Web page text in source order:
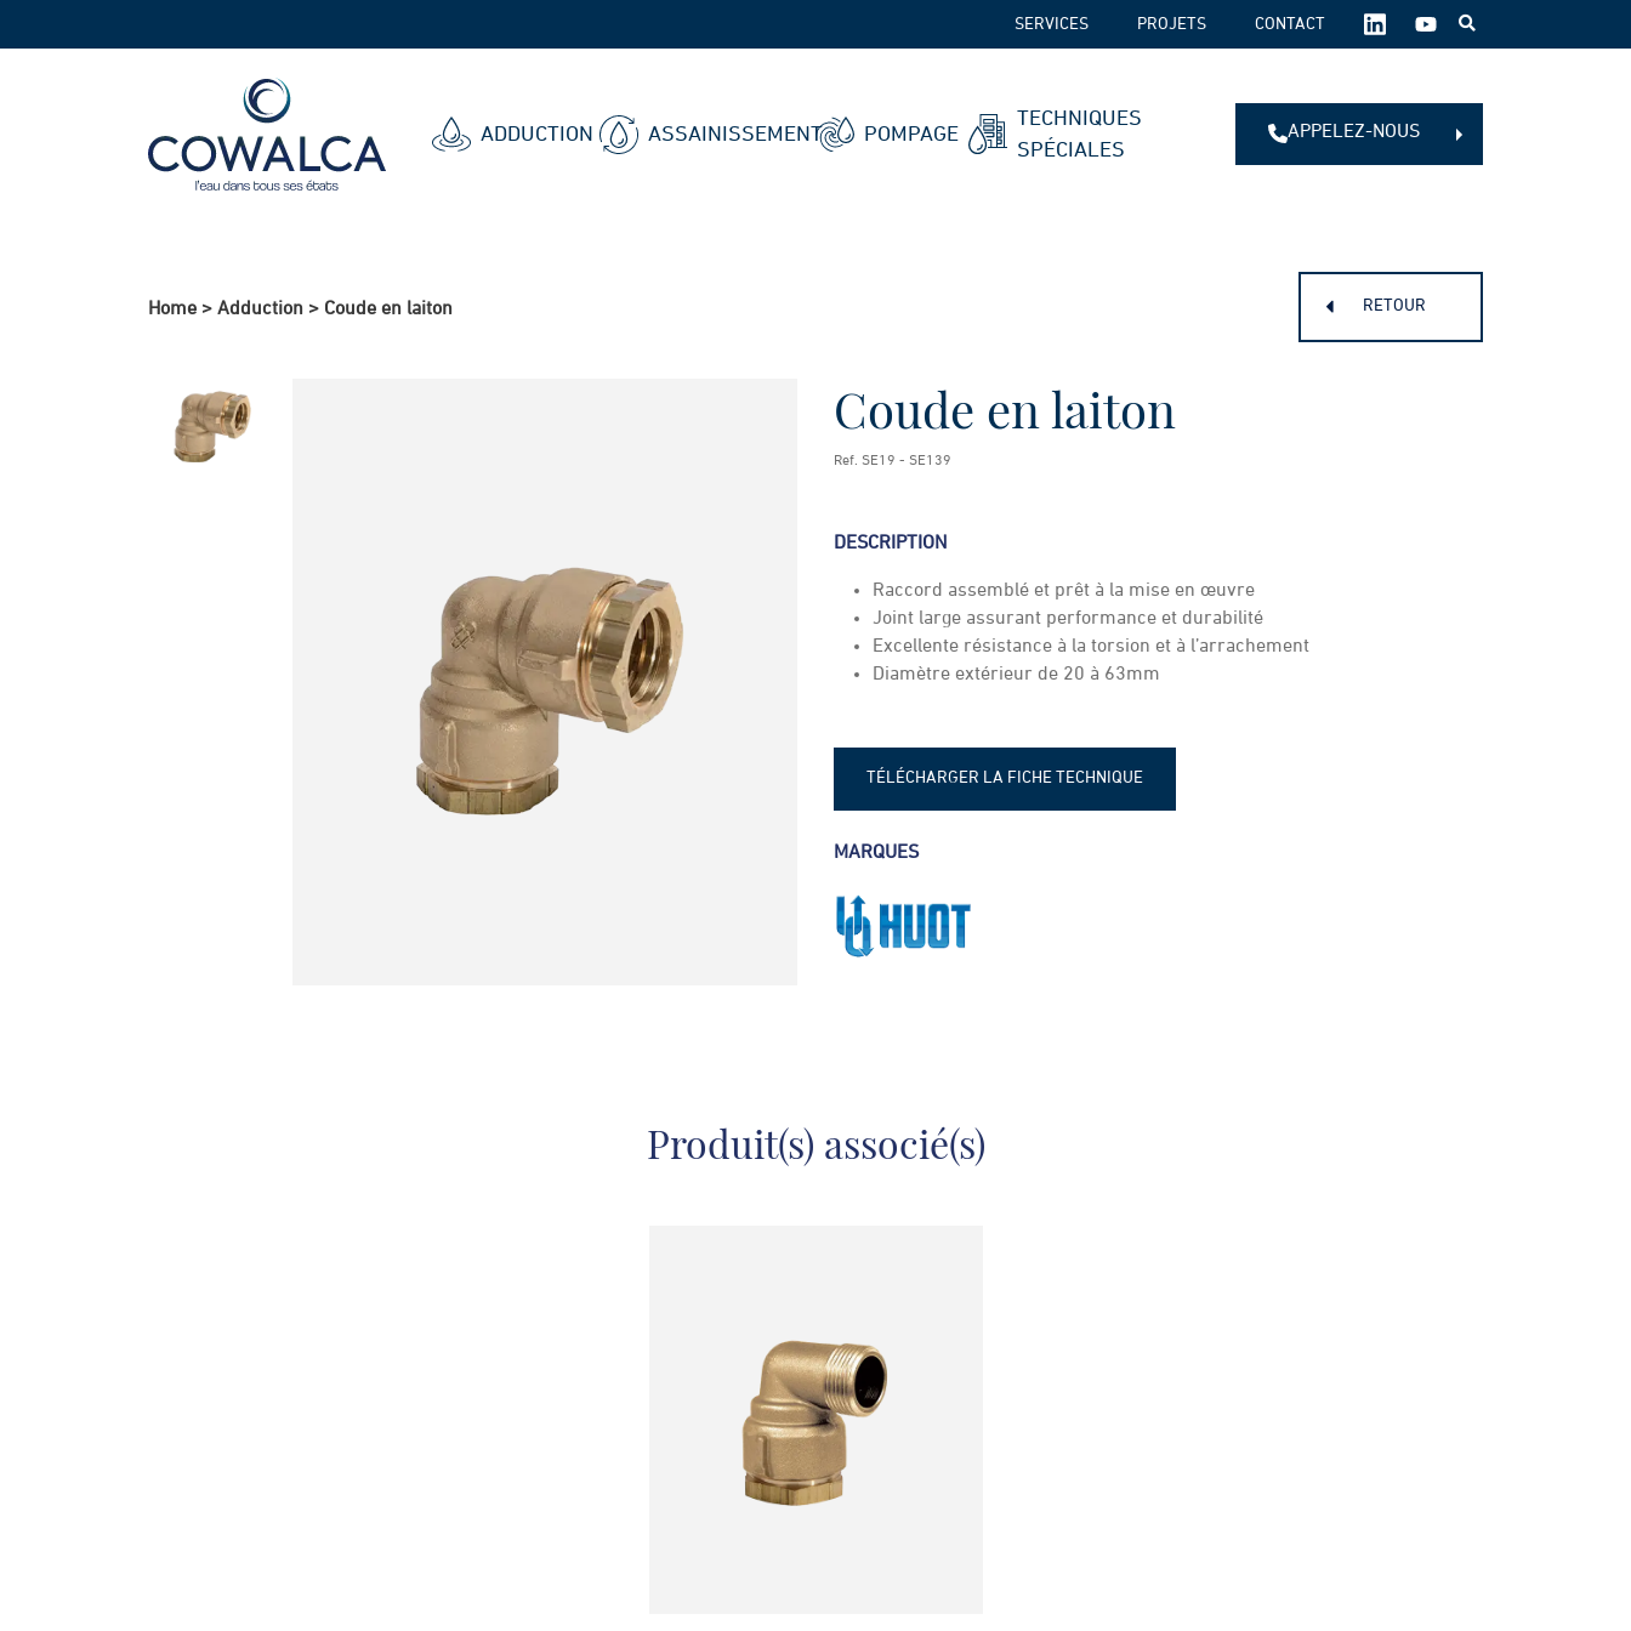
ADDUCTION ASSAINISSEMENT POMPAGE
TECHNIQUES
SPÉCIALES
SERVICES PROJETS CONTACT
SUIVEZ-
NOUS
APPELEZ-NOUS
Home > Adduction > Coude en laiton RETOUR
Coude en laiton
Ref. SE19 - SE139
DESCRIPTION
Raccord assemblé et prêt à la mise en œuvre
Joint large assurant performance et durabilité
Excellente résistance à la torsion et à l’arrachement
Diamètre extérieur de 20 à 63mm
TÉLÉCHARGER LA FICHE TECHNIQUE
MARQUES
Produit(s) associé(s)